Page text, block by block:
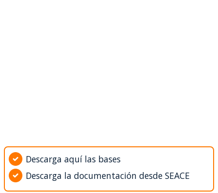
Descarga aquí las bases
Descarga la documentación desde SEACE